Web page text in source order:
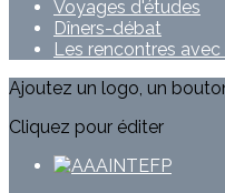
Voyages d'études
Dîners-débat
Les rencontres
Ajoutez un logo, un
Cliquez pour éditer